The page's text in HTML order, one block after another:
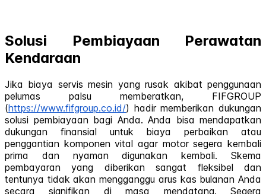
Solusi Pembiayaan Perawatan
Kendaraan
Jika biaya servis mesin yang rusak akibat penggunaan
pelumas palsu memberatkan, FIFGROUP
(https://www.fifgroup.co.id/) hadir memberikan dukungan
solusi pembiayaan bagi Anda. Anda bisa mendapatkan
dukungan finansial untuk biaya perbaikan atau
penggantian komponen vital agar motor segera kembali
prima dan nyaman digunakan kembali. Skema
pembayaran yang diberikan sangat fleksibel dan
tentunya tidak akan mengganggu arus kas bulanan Anda
secara signifikan di masa mendatang. Segera